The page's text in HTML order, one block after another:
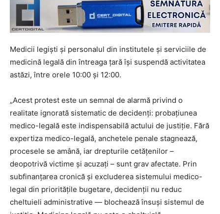
Medicii legiști și personalul din institutele și serviciile de
medicină legală din întreaga țară își suspendă activitatea
astăzi, între orele 10:00 și 12:00.
„Acest protest este un semnal de alarmă privind o
realitate ignorată sistematic de decidenţi: probaţiunea
medico-legală este indispensabilă actului de justiţie. Fără
expertiza medico-legală, anchetele penale stagnează,
procesele se amână, iar drepturile cetăţenilor –
deopotrivă victime şi acuzaţi – sunt grav afectate. Prin
subfinanţarea cronică şi excluderea sistemului medico-
legal din priorităţile bugetare, decidenţii nu reduc
cheltuieli administrative — blochează însuşi sistemul de